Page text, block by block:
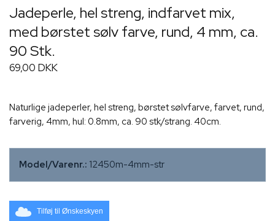
Jadeperle, hel streng, indfarvet mix,
med børstet sølv farve, rund, 4 mm, ca.
90 Stk.
69,00 DKK
Naturlige jadeperler, hel streng, børstet sølvfarve, farvet, rund,
farverig, 4mm, hul: 0.8mm, ca. 90 stk/strang. 40cm.
Model/Varenr.: 12450m-4mm-str
Tilføj til Ønskeskyen